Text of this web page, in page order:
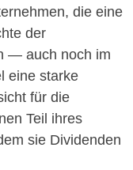
die eine
der
— auch noch im
eine starke
für die
Teil ihres
sie Dividenden